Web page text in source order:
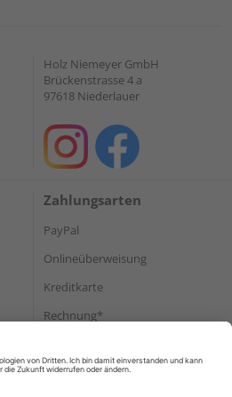
Holz Niemeyer GmbH
Brückenstrasse 4 a
97618 Niederlauer
Zahlungsarten
PayPal
Onlineüberweisung
Kreditkarte
Rechnung*
Versand